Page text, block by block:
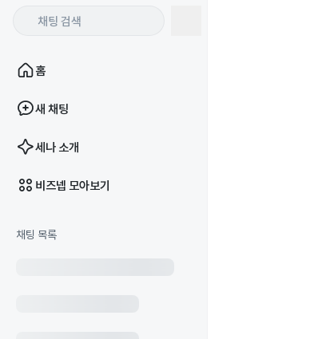
홈
새 채팅
세나 소개
비즈넵 모아보기
채팅 목록